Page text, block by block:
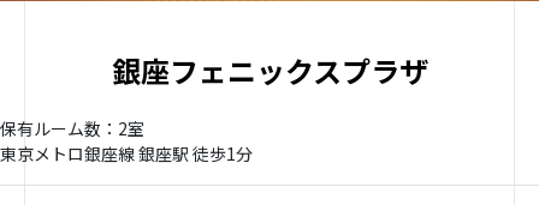
銀座フェニックスプラザ
保有ルーム数：2室
東京メトロ銀座線 銀座駅 徒歩1分